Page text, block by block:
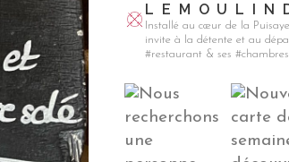
Installé au cœur de la
invite à la détente et au
#restaurant & ses